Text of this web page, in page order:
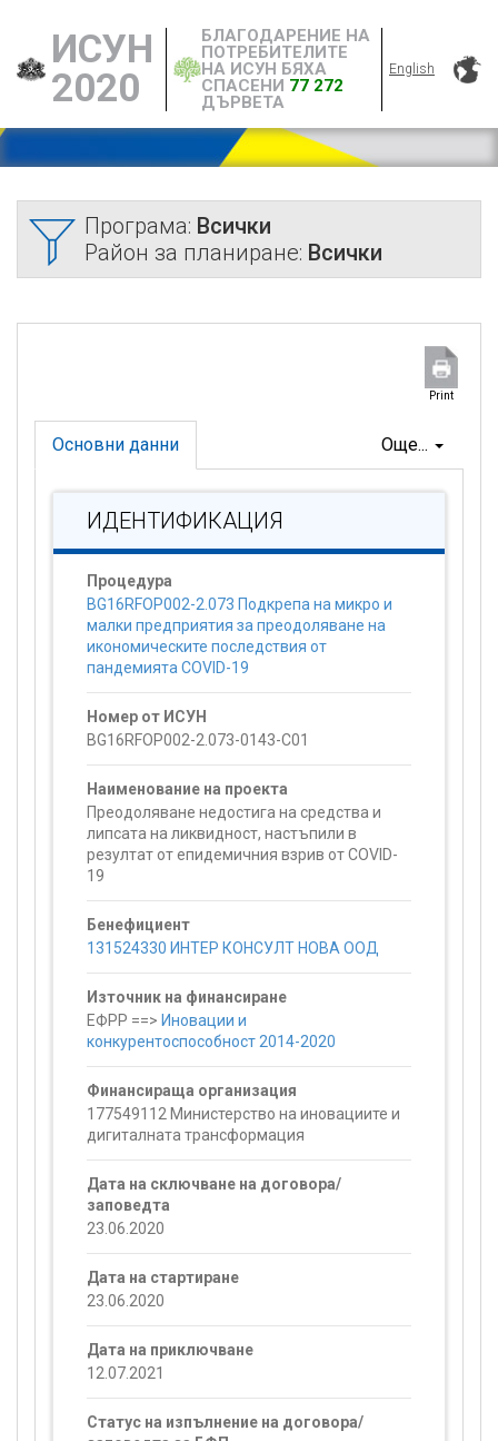
ИСУН
2020
БЛАГОДАРЕНИЕ НА
ПОТРЕБИТЕЛИТЕ
НА ИСУН БЯХА
СПАСЕНИ 77 272
ДЪРВЕТА
English
Програма: Всички
Район за планиране: Всички
Print
Още...
Основни данни
ИДЕНТИФИКАЦИЯ
Процедура
BG16RFOP002-2.073 Подкрепа на микро и
малки предприятия за преодоляване на
икономическите последствия от
пандемията COVID-19
Номер от ИСУН
BG16RFOP002-2.073-0143-C01
Наименование на проекта
Преодоляване недостига на средства и
липсата на ликвидност, настъпили в
резултат от епидемичния взрив от COVID-
19
Бенефициент
131524330 ИНТЕР КОНСУЛТ НОВА ООД
Източник на финансиране
ЕФРР ==> Иновации и
конкурентоспособност 2014-2020
Финансираща организация
177549112 Министерство на иновациите и
дигиталната трансформация
Дата на сключване на договора/
заповедта
23.06.2020
Дата на стартиране
23.06.2020
Дата на приключване
12.07.2021
Статус на изпълнение на договора/